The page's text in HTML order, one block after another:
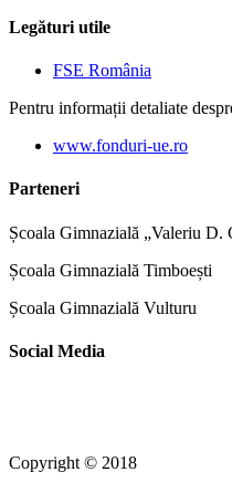
Legături utile
FSE România
Pentru informații detaliate
www.fonduri-ue.ro
Parteneri
Școala Gimnazială „Valeriu D.
Școala Gimnazială Timboești
Școala Gimnazială Vulturu
Social Media
Copyright © 2018